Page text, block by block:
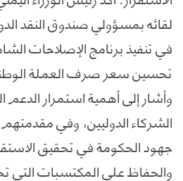
لقائه بمسؤولي صندوق النقد
في تنفيذ برنامج الإصلاحات
تحسين سعر صرف العملة
وأشار إلى أهمية استمرار الدعم
الشركاء الدوليين، وفي
جهود الحكومة في تحقيق
والحفاظ على المكتسبات